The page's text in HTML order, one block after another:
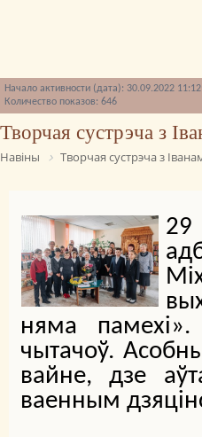
Начало активности (дата): 30.09.2022
Количество показов: 646
Творчая сустрэча з
Навіны Творчая сустрэча з
29
няма
чытачоў.
вайне, дзе
ваенным